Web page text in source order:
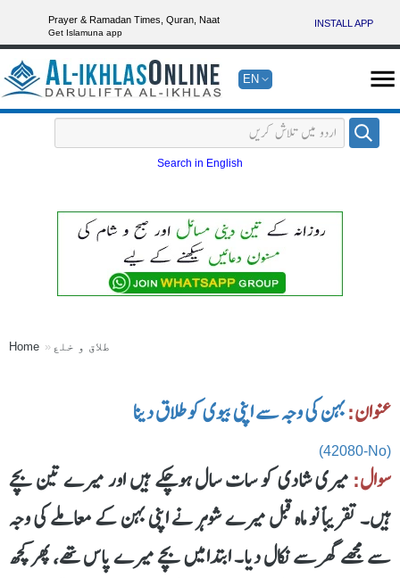
Prayer & Ramadan Times, Quran, Naat
Get Islamuna app
INSTALL APP
EN
Search in English
Home طلاق و خلع
عنوان:بہن کی وجہ سے اپنی بیوی کو طلاق دینا
(42080-No)
سوال:میری شادی کو سات سال ہوچکے ہیں اور میرے تین بچے
ہیں۔ تقریباً نو ماہ قبل میرے شوہر نے اپنی بہن کے معاملے کی وجہ
سے مجھے گھر سے نکال دیا۔ ابتدا میں بچے میرے پاس تھے، پھر کچھ